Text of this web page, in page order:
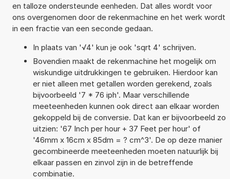
en talloze ondersteunde eenheden. Dat alles wordt voor
ons overgenomen door de rekenmachine en het werk wordt
in een fractie van een seconde gedaan.
In plaats van '√4' kun je ook 'sqrt 4' schrijven.
Bovendien maakt de rekenmachine het mogelijk om
wiskundige uitdrukkingen te gebruiken. Hierdoor kan
er niet alleen met getallen worden gerekend, zoals
bijvoorbeeld '7 * 76 iph'. Maar verschillende
meeteenheden kunnen ook direct aan elkaar worden
gekoppeld bij de conversie. Dat kan er bijvoorbeeld zo
uitzien: '67 Inch per hour + 37 Feet per hour' of
'46mm x 16cm x 85dm = ? cm^3'. De op deze manier
gecombineerde meeteenheden moeten natuurlijk bij
elkaar passen en zinvol zijn in de betreffende
combinatie.